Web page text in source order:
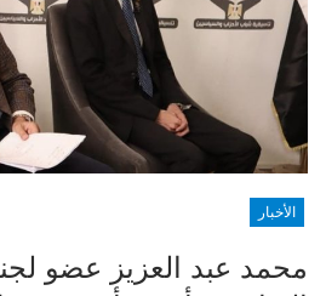
الأخبار
محمد عبد العزيز عضو